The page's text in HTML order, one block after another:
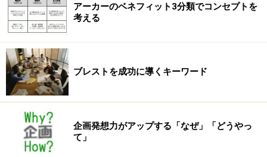
アーカーの言葉
下記のサイトに、アーカーの言葉が詳しく述べられてい
ます。
DENTSU Brand Creation Center
重要な部分だけ、引用しましょう。
アーカーのベネフィット3分類でコンセプトを
考える
ブレストを成功に導くキーワード
企画発想力がアップする「なぜ」「どうやっ
て」